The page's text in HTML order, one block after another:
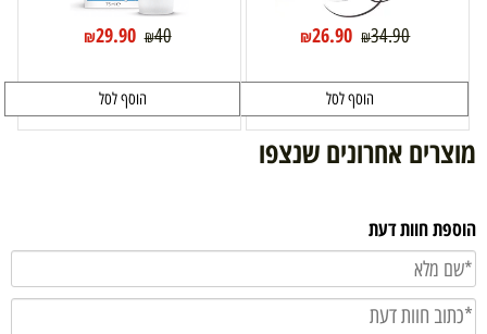
₪34.90
₪26.90
הוסף לסל
₪40
₪29.90
הוסף לסל
מוצרים אחרונים שנצפו
הוספת חוות דעת